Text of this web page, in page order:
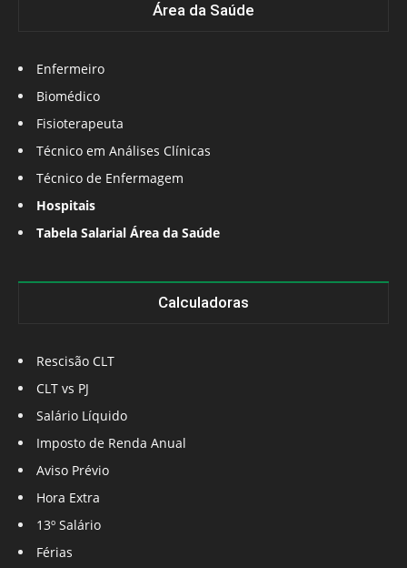
Área da Saúde
Enfermeiro
Biomédico
Fisioterapeuta
Técnico em Análises Clínicas
Técnico de Enfermagem
Hospitais
Tabela Salarial Área da Saúde
Calculadoras
Rescisão CLT
CLT vs PJ
Salário Líquido
Imposto de Renda Anual
Aviso Prévio
Hora Extra
13º Salário
Férias